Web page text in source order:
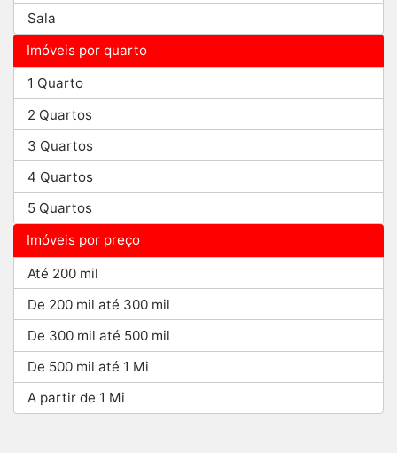
Sala
Imóveis por quarto
1 Quarto
2 Quartos
3 Quartos
4 Quartos
5 Quartos
Imóveis por preço
Até 200 mil
De 200 mil até 300 mil
De 300 mil até 500 mil
De 500 mil até 1 Mi
A partir de 1 Mi